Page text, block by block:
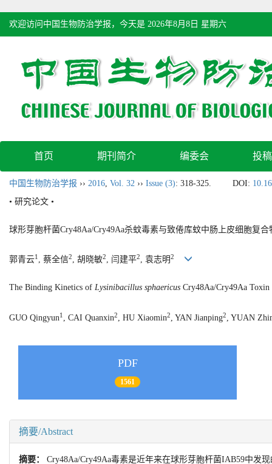
欢迎访问中国生物防治学报，今天是 2026年8月8日 星期六
首页 期刊简介 编委会 投
中国生物防治学报 ›› 2016, Vol. 32 ›› Issue (3): 318-325. DOI:
• 研究论文 •
球形芽胞杆菌Cry48Aa/Cry49Aa杀蚊毒素与致倦库蚊中肠上皮细胞复
郭青云1 , 蔡全信2, 胡晓敏2, 闫建平2, 袁志明2
The Binding Kinetics of Lysinibacillus sphaericus Cry48Aa/Cry49Aa
GUO Qingyun1 , CAI Quanxin2 , HU Xiaomin2 , YAN Jianping2 , YUAN
PDF
1561
摘要/Abstract
摘要： Cry48Aa/Cry49Aa毒素是近年来在球形芽胞杆菌IAB59中发